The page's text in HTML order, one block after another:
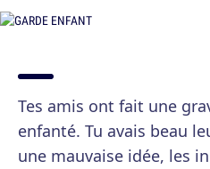
Tes amis ont fait une
enfanté. Tu avais beau
une mauvaise idée, les